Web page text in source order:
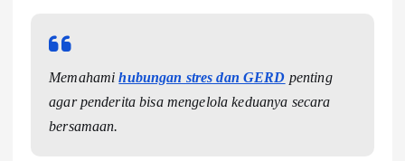
Memahamihubungan stres dan GERD penting
agar penderita bisa mengelola keduanya secara
bersamaan.